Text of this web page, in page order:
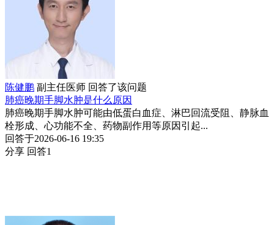
陈健鹏 副主任医师 回答了该问题
肺癌晚期手脚水肿是什么原因
肺癌晚期手脚水肿可能由低蛋白血症、淋巴回流受阻、静脉血
栓形成、心功能不全、药物副作用等原因引起...
回答于2026-06-16 19:35
分享 回答1